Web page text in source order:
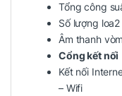
Tổng công
Số lượng loa2
Âm thanh
Cổng kết nối
Kết nối
– Wifi